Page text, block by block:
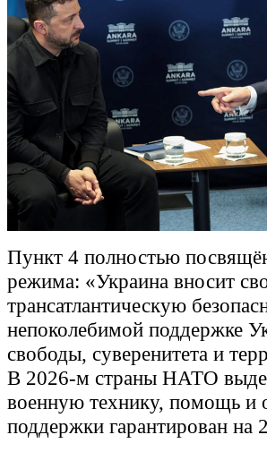
Пункт 4 полностью
режима: «Украина вносит
трансатлантическую
непоколебимой поддержке
свободы, суверенитета и
В 2026-м страны НАТО
военную технику, помощь и
поддержки гарантирован на